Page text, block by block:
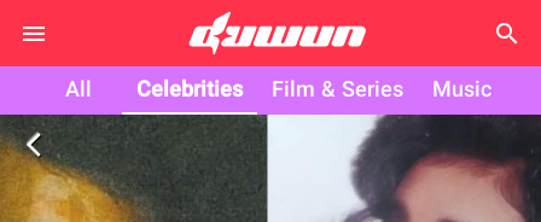
search
All Celebrities Film & Series Music
arrow_back_ios